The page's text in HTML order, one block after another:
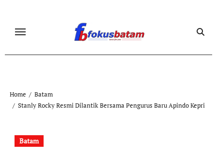
content
Home
Batam
Stanly Rocky Resmi Dilantik Bersama Pengurus Baru Apindo Kepri
Batam